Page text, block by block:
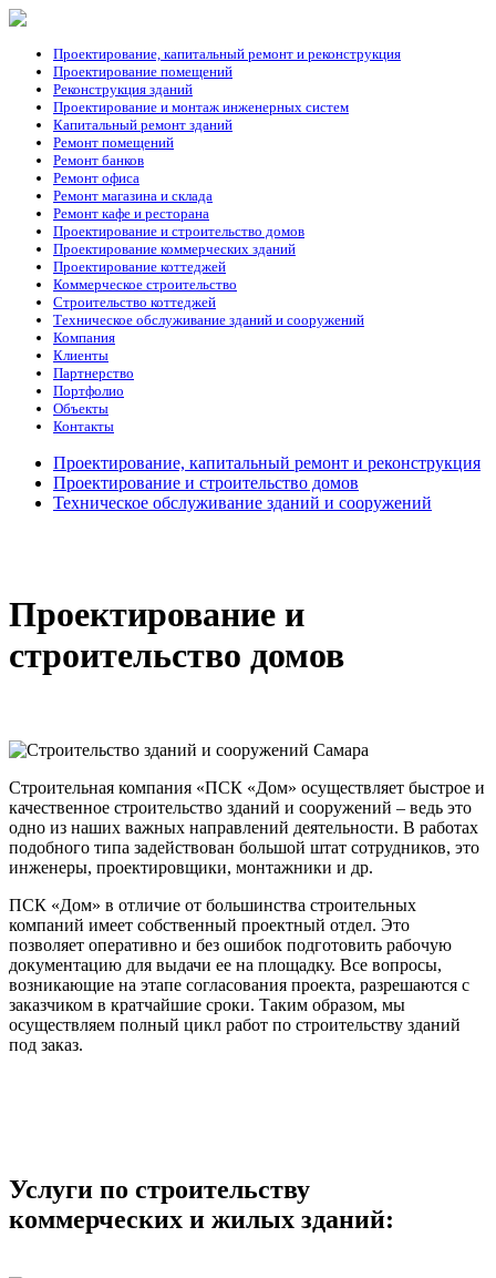
Проектирование, капитальный ремонт и реконструкция
Проектирование помещений
Реконструкция зданий
Проектирование и монтаж инженерных систем
Капитальный ремонт зданий
Ремонт помещений
Ремонт банков
Ремонт офиса
Ремонт магазина и склада
Ремонт кафе и ресторана
Проектирование и строительство домов
Проектирование коммерческих зданий
Проектирование коттеджей
Коммерческое строительство
Строительство коттеджей
Техническое обслуживание зданий и сооружений
Компания
Клиенты
Партнерство
Портфолио
Объекты
Контакты
Проектирование, капитальный ремонт и реконструкция
Проектирование и строительство домов
Техническое обслуживание зданий и сооружений
Проектирование и
строительство домов
Строительная компания «ПСК «Дом» осуществляет быстрое и
качественное строительство зданий и сооружений – ведь это
одно из наших важных направлений деятельности. В работах
подобного типа задействован большой штат сотрудников, это
инженеры, проектировщики, монтажники и др.
ПСК «Дом» в отличие от большинства строительных
компаний имеет собственный проектный отдел. Это
позволяет оперативно и без ошибок подготовить рабочую
документацию для выдачи ее на площадку. Все вопросы,
возникающие на этапе согласования проекта, разрешаются с
заказчиком в кратчайшие сроки. Таким образом, мы
осуществляем полный цикл работ по строительству зданий
под заказ.
Услуги по строительству
коммерческих и жилых зданий: